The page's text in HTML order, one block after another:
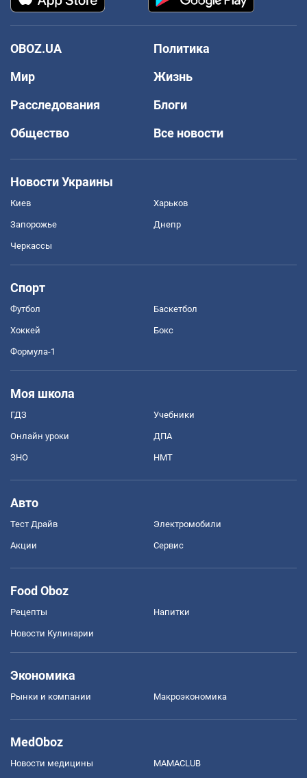
OBOZ.UA
Политика
Мир
Жизнь
Расследования
Блоги
Общество
Все новости
Новости Украины
Киев Харьков
Запорожье Днепр
Черкассы
Спорт
Футбол Баскетбол
Хоккей Бокс
Формула-1
Моя школа
ГДЗ Учебники
Онлайн уроки ДПА
ЗНО НМТ
Авто
Тест Драйв Электромобили
Акции Сервис
Food Oboz
Рецепты Напитки
Новости Кулинарии
Экономика
Рынки и компании Mакроэкономика
MedOboz
Новости медицины MAMACLUB